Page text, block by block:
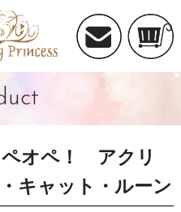
ペオペ！ アクリ
キャット・ルーン